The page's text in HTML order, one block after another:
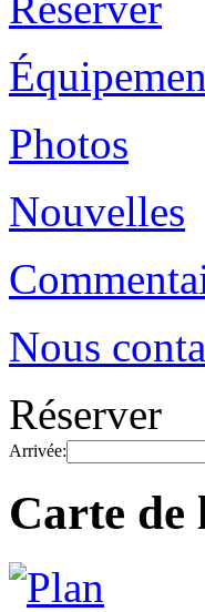
Photos
Nouvelles
Nous
Réserver
Arrivée:
Carte de